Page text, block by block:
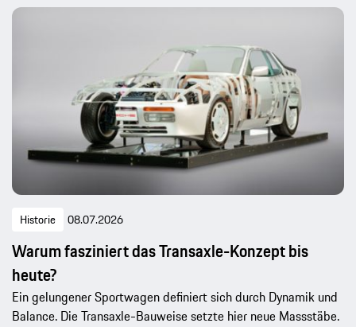
Historie 08.07.2026
Warum fasziniert das Transaxle-Konzept bis
heute?
Ein gelungener Sportwagen definiert sich durch Dynamik und
Balance. Die Transaxle-Bauweise setzte hier neue Massstäbe.